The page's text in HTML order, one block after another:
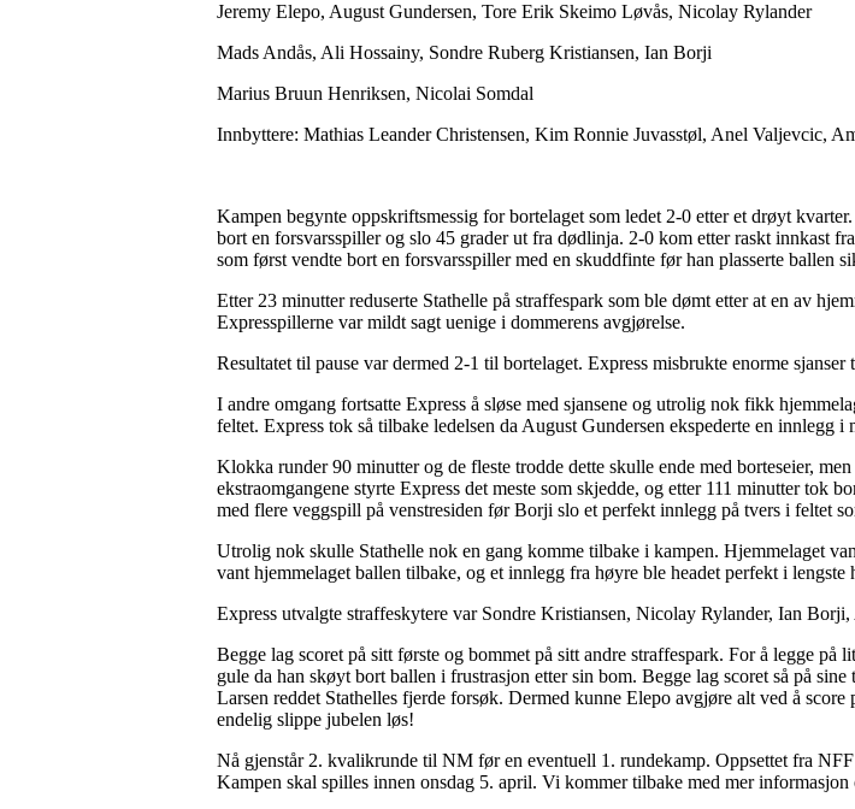
Jeremy Elepo, August Gundersen, Tore Erik Skeimo Løvås, Nicolay Rylander
Mads Andås, Ali Hossainy, Sondre Ruberg Kristiansen, Ian Borji
Marius Bruun Henriksen, Nicolai Somdal
Innbyttere: Mathias Leander Christensen, Kim Ronnie Juvasstøl, Anel Valjevcic,
Kampen begynte oppskriftsmessig for bortelaget som ledet 2-0 etter et drøyt
bort en forsvarsspiller og slo 45 grader ut fra dødlinja. 2-0 kom etter raskt innkast
som først vendte bort en forsvarsspiller med en skuddfinte før han plasserte ballen
Etter 23 minutter reduserte Stathelle på straffespark som ble dømt etter at en av
Expresspillerne var mildt sagt uenige i dommerens avgjørelse.
Resultatet til pause var dermed 2-1 til bortelaget. Express misbrukte enorme
I andre omgang fortsatte Express å sløse med sjansene og utrolig nok fikk
feltet. Express tok så tilbake ledelsen da August Gundersen ekspederte en innlegg i
Klokka runder 90 minutter og de fleste trodde dette skulle ende med borteseier,
ekstraomgangene styrte Express det meste som skjedde, og etter 111 minutter
med flere veggspill på venstresiden før Borji slo et perfekt innlegg på tvers i feltet
Utrolig nok skulle Stathelle nok en gang komme tilbake i kampen. Hjemmelaget
vant hjemmelaget ballen tilbake, og et innlegg fra høyre ble headet perfekt i
Express utvalgte straffeskytere var Sondre Kristiansen, Nicolay Rylander, Ian
Begge lag scoret på sitt første og bommet på sitt andre straffespark. For å legge
gule da han skøyt bort ballen i frustrasjon etter sin bom. Begge lag scoret så på
Larsen reddet Stathelles fjerde forsøk. Dermed kunne Elepo avgjøre alt ved å
endelig slippe jubelen løs!
Nå gjenstår 2. kvalikrunde til NM før en eventuell 1. rundekamp. Oppsettet fra
Kampen skal spilles innen onsdag 5. april. Vi kommer tilbake med mer informasjon